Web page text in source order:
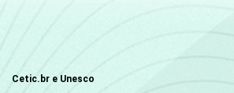
Cetic.br e Unesco